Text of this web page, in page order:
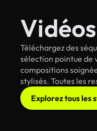
Téléchargez des
sélection pointue de
compositions
stylisés. Toutes les
Explorez tous les